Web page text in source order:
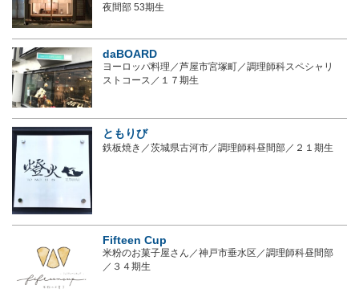
夜間部 53期生
daBOARD
ヨーロッパ料理／芦屋市宮塚町／調理師科スペシャリ
ストコース／１７期生
ともりび
鉄板焼き／茨城県古河市／調理師科昼間部／２１期生
Fifteen Cup
米粉のお菓子屋さん／神戸市垂水区／調理師科昼間部
／３４期生